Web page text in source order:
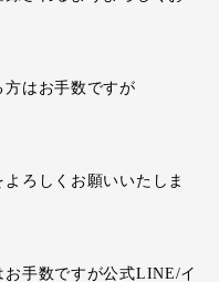
方はお手数ですが
ろしくお願いいたしま
お手数ですが公式LINE/イ